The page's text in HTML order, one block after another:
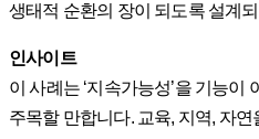
생태적 순환의 장이 되도록 설계
인사이트
이 사례는 ‘지속가능성’을 기능이
주목할 만합니다. 교육, 지역, 자